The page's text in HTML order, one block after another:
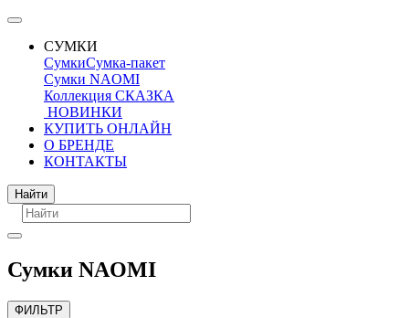
СУМКИ
СумкиСумка-пакет
Сумки NAOMI
Коллекция СКАЗКА
НОВИНКИ
КУПИТЬ ОНЛАЙН
О БРЕНДЕ
КОНТАКТЫ
Поиск
Найти
Сумки NAOMI
ФИЛЬТР